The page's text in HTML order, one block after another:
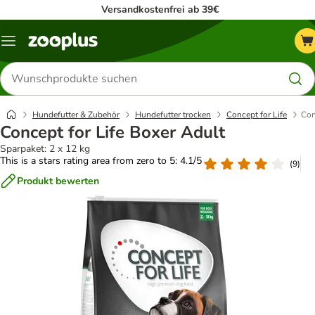
Versandkostenfrei ab 39€
Menü
Produkte
suchen
Hundefutter & Zubehör Hundefutter trocken Concept for Life
Concept for Life Boxer Adult
Sparpaket: 2 x 12 kg
This is a stars rating area from zero to 5: 4.1/5
(9)
Produkt bewerten